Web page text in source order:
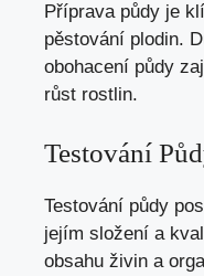
Příprava půdy je
pěstování plodin.
obohacení půdy
růst rostlin.
Testování
Testování půdy
jejím složení a
obsahu živin a